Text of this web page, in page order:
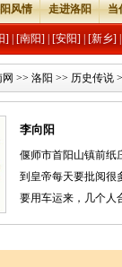
风情 走进洛阳 当
] [南阳] [安阳] [新乡]
>> 洛阳 >> 历史传说
李向阳
偃师市首阳山镇前纸
到皇帝每天要批阅很
要用车运来，几个人